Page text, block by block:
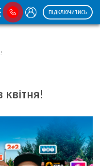
ПІДКЛЮЧИТИСЬ